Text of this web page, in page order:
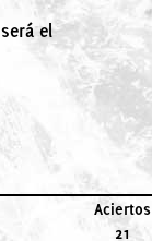
el
Aciertos
21